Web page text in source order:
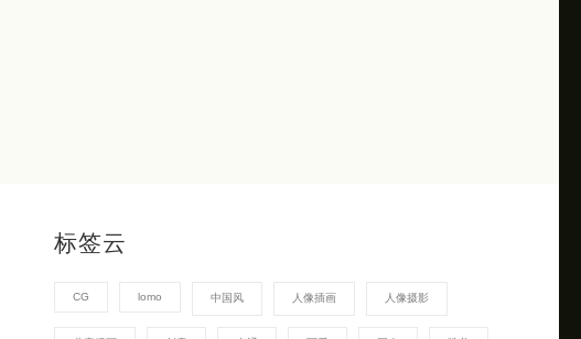
标签云
CG lomo 中国风 人像插画 人像摄影